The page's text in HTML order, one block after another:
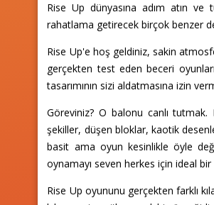
Rise Up dünyasına adım atın
rahatlama getirecek birçok benzer
Rise Up'e hoş geldiniz, sakin
gerçekten test eden beceri
tasarımının sizi aldatmasına izin
Göreviniz? O balonu canlı
şekiller, düşen bloklar, kaotik
basit ama oyun kesinlikle öyle
oynamayı seven herkes için ideal
Rise Up oyununu gerçekten farklı